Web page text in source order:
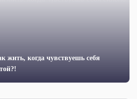
жить, когда чувствуешь себя